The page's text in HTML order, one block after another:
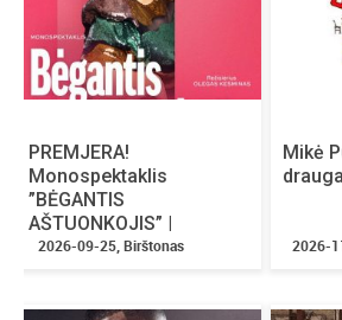
Amžiaus cenzas:
Nuolaidos:netaikomos
Renginio organizatorius
PREMJERA!
Monospektaklis
”BĖGANTIS
AŠTUONKOJIS” |
Birštonas
2026-09-25, Birštonas
Mikė
2026-